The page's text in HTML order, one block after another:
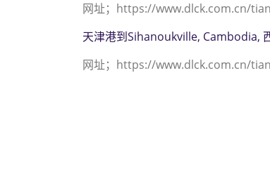
网址；https://www.dlck.com.cn/
天津港到Sihanoukville, Cambodia,
网址；https://www.dlck.com.cn/